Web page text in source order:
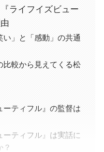
ライフイズビュー
い」と「感動」の共通
比較から見えてくる松
ーティフル』の監督は
ーティフル』は実話に
？